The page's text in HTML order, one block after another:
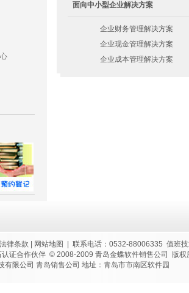
面向中小型企业解决方案
企业财务管理解决方案
企业现金管理解决方案
企业成本管理解决方案
律条款 | 网站地图 | 联系电话：0532-88006335 值班
认证合作伙伴 © 2008-2009 青岛金蝶软件销售公司 版权
有限公司 青岛销售公司 地址：青岛市市南区软件园